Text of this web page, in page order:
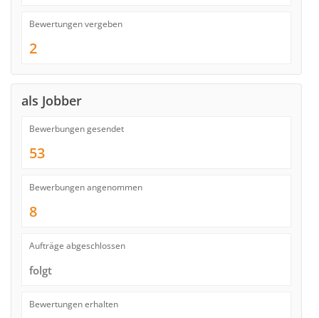
Bewertungen vergeben
2
als Jobber
Bewerbungen gesendet
53
Bewerbungen angenommen
8
Aufträge abgeschlossen
folgt
Bewertungen erhalten